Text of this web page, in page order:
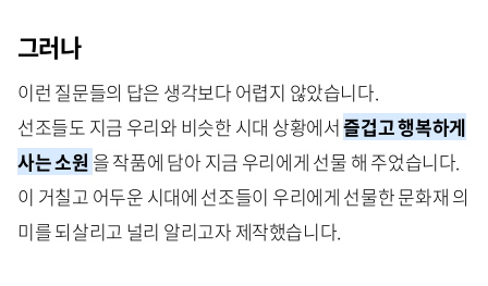
그러나
이런 질문들의 답은 생각보다 어렵지 않았습니다.
선조들도 지금 우리와 비슷한 시대 상황에서즐겁고 행복하게
사는소원 을 작품에 담아 지금 우리에게 선물 해 주었습니다.
이 거칠고 어두운 시대에 선조들이 우리에게 선물한 문화재 의
미를 되살리고 널리 알리고자 제작했습니다.